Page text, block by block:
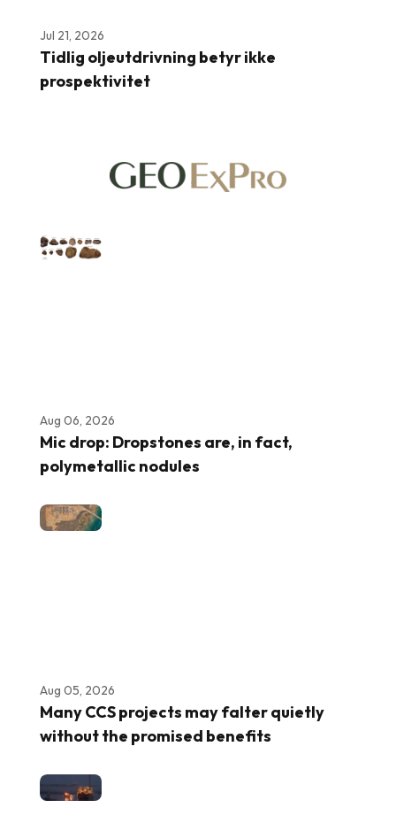
Jul 21, 2026
Tidlig oljeutdrivning betyr ikke
prospektivitet
Aug 06, 2026
Mic drop: Dropstones are, in fact,
polymetallic nodules
Aug 05, 2026
Many CCS projects may falter quietly
without the promised benefits